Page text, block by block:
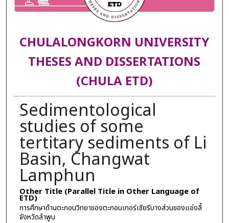
CHULALONGKORN UNIVERSITY
THESES AND DISSERTATIONS
(CHULA ETD)
Sedimentological
studies of some
tertitary sediments of Li
Basin, Changwat
Lamphun
Other Title (Parallel Title in Other Language of
ETD)
การศึกษาด้านตะกอนวิทยาของตะกอนเทอร์เชียรีบางส่วนของแอ่งลี้
จังหวัดลำพูน